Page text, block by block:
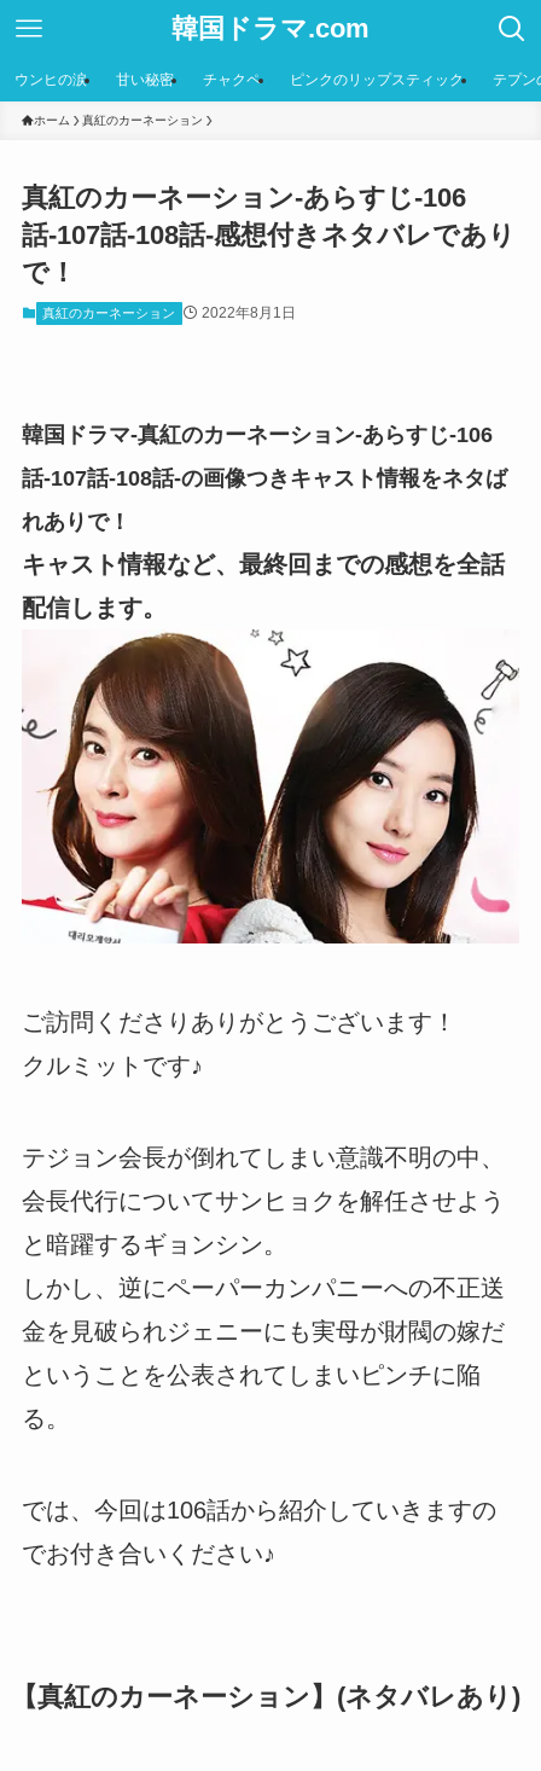
韓国ドラマ.com
ウンヒの涙 甘い秘密 チャクペ ピンクのリップスティック テプン
ホーム 真紅のカーネーション
真紅のカーネーション-あらすじ-106
話-107話-108話-感想付きネタバレであり
で！
真紅のカーネーション 2022年8月1日
韓国ドラマ-真紅のカーネーション-あらすじ-106
話-107話-108話-の画像つきキャスト情報をネタば
れありで！
キャスト情報など、最終回までの感想を全話
配信します。
ご訪問くださりありがとうございます！
クルミットです♪
テジョン会長が倒れてしまい意識不明の中、
会長代行についてサンヒョクを解任させよう
と暗躍するギョンシン。
しかし、逆にペーパーカンパニーへの不正送
金を見破られジェニーにも実母が財閥の嫁だ
ということを公表されてしまいピンチに陥
る。
では、今回は106話から紹介していきますの
でお付き合いください♪
【真紅のカーネーション】(ネタバレあり)